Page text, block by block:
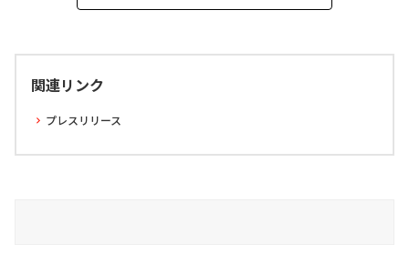
関連リンク
プレスリリース